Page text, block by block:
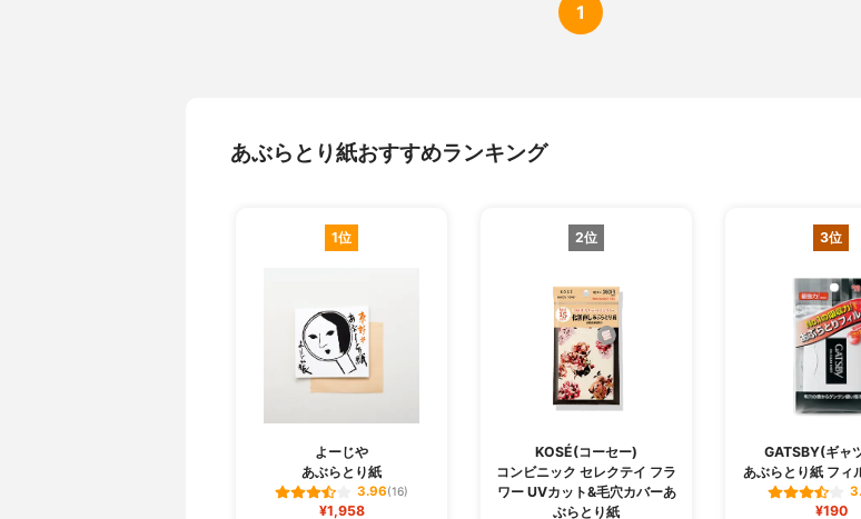
1
あぶらとり紙おすすめランキング
1位
よーじや
あぶらとり紙
3.96(16)
¥1,958
2位
KOSÉ(コーセー)
コンビニック セレクテイ フラ
ワー UVカット&毛穴カバーあ
ぶらとり紙
3位
GATSBY(ギャ
あぶらとり紙 フィ
¥190